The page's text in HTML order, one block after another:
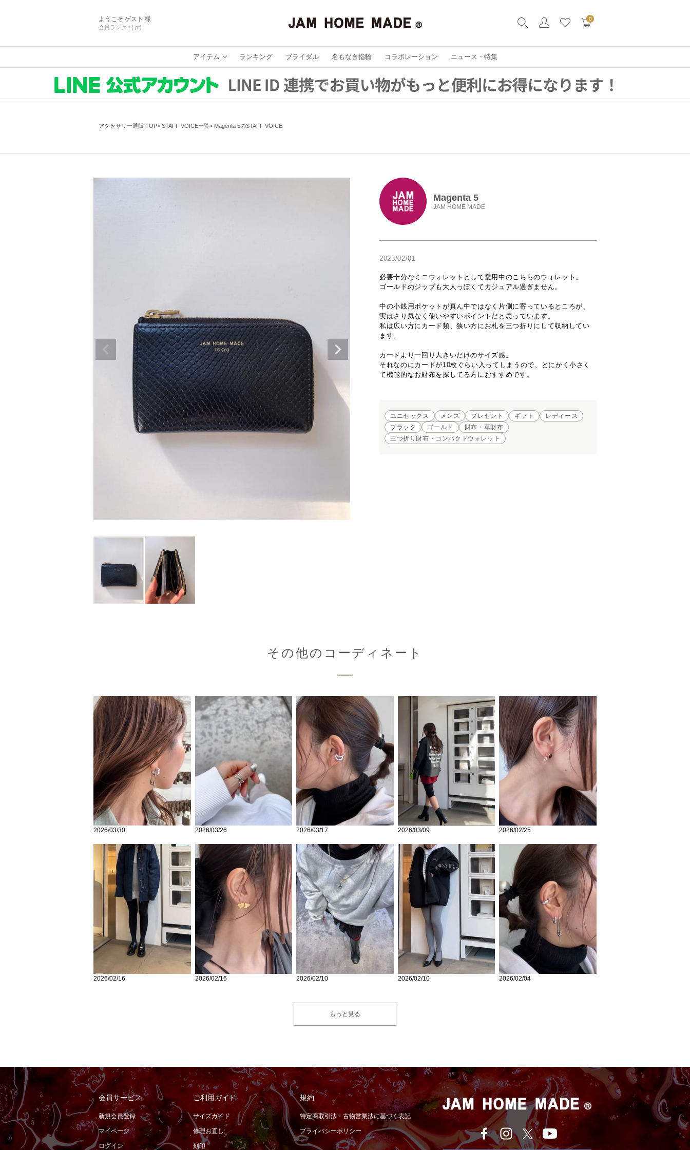
ようこそ ゲスト 様
会員ランク : ( pt)
0
アイテム ランキング ブライダル 名もなき指輪 コラボレーション ニュース・特集
アクセサリー通販 TOP STAFF VOICE一覧 Magenta 5のSTAFF VOICE
Magenta 5
JAM HOME MADE
2023/02/01
必要十分なミニウォレットとして愛用中のこちらのウォレット。
ゴールドのジップも大人っぽくてカジュアル過ぎません。
中の小銭用ポケットが真ん中ではなく片側に寄っているところが、
実はさり気なく使いやすいポイントだと思っています。
私は広い方にカード類、狭い方にお札を三つ折りにして収納してい
ます。
カードより一回り大きいだけのサイズ感。
それなのにカードが10枚ぐらい入ってしまうので、とにかく小さく
て機能的なお財布を探してる方におすすめです。
ユニセックス メンズ プレゼント ギフト
レディース
ブラック
ゴールド
財布・革財布
三つ折り財布・コンパクトウォレット
その他のコーディネート
2026/03/30 2026/03/26 2026/03/17 2026/03/09 2026/02/25
2026/02/16 2026/02/16 2026/02/10 2026/02/10 2026/02/04
もっと見る
会員サービス
新規会員登録
マイページ
ログイン
ご利用ガイド
サイズガイド
修理お直し
刻印
規約
特定商取引法・古物営業法に基づく表記
プライバシーポリシー